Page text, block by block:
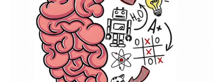
Sada karma vraća stare priče. Pojavljuju se ljudi iz
prošlosti, stare reči izlaze na površinu, a ono što je Rak
mislio da je „zakopano“, ponovo diše. Najveći strah
dolazi iz istine– jer Rak duboko zna gde je pogrešio.
Ovo je period suočavanja sa sopstvenom odgovornošću u